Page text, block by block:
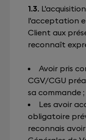
1.3.
l'acceptation
Client aux
reconnaît
Avoir pris
CGV/CGU
sa commande ;
Les avoir
obligatoire
reconnais